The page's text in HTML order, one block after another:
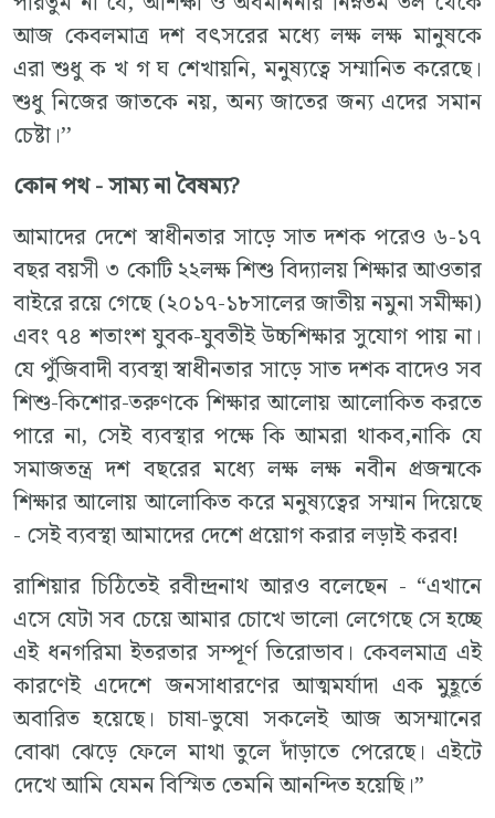
আজ কেবলমাত্র দশ বৎসরের মধ্যে লক্ষ লক্ষ মানুষকে
এরা শুধু ক খ গ ঘ শেখায়নি, মনুষ্যত্বে সম্মানিত করেছে।
শুধু নিজের জাতকে নয়, অন্য জাতের জন্য এদের সমান
চেষ্টা।’’
কোন পথ - সাম্য না বৈষম্য?
আমাদের দেশে স্বাধীনতার সাড়ে সাত দশক পরেও ৬-১৭
বছর বয়সী ৩ কোটি ২২লক্ষ শিশু বিদ্যালয় শিক্ষার আওতার
বাইরে রয়ে গেছে (২০১৭-১৮সালের জাতীয় নমুনা সমীক্ষা)
এবং ৭৪ শতাংশ যুবক-যুবতীই উচ্চশিক্ষার সুযোগ পায় না।
যে পুঁজিবাদী ব্যবস্থা স্বাধীনতার সাড়ে সাত দশক বাদেও সব
শিশু-কিশোর-তরুণকে শিক্ষার আলোয় আলোকিত করতে
পারে না, সেই ব্যবস্থার পক্ষে কি আমরা থাকব,নাকি যে
সমাজতন্ত্র দশ বছরের মধ্যে লক্ষ লক্ষ নবীন প্রজন্মকে
শিক্ষার আলোয় আলোকিত করে মনুষ্যত্বের সম্মান দিয়েছে
- সেই ব্যবস্থা আমাদের দেশে প্রয়োগ করার লড়াই করব!
রাশিয়ার চিঠিতেই রবীন্দ্রনাথ আরও বলেছেন - “এখানে
এসে যেটা সব চেয়ে আমার চোখে ভালো লেগেছে সে হচ্ছে
এই ধনগরিমা ইতরতার সম্পূর্ণ তিরোভাব। কেবলমাত্র এই
কারণেই এদেশে জনসাধারণের আত্মমর্যাদা এক মুহূর্তে
অবারিত হয়েছে। চাষা-ভুষো সকলেই আজ অসম্মানের
বোঝা ঝেড়ে ফেলে মাথা তুলে দাঁড়াতে পেরেছে। এইটে
দেখে আমি যেমন বিস্মিত তেমনি আনন্দিত হয়েছি।”